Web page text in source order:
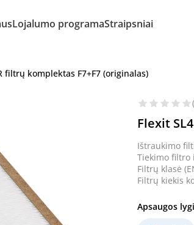
Lojalumo programaStraipsniai
filtrų komplektas F7+F7 (originalas)
Flexit
Ištraukimo
Tiekimo filtro
Filtrų klasė
Filtrų kiekis
Apsaugos